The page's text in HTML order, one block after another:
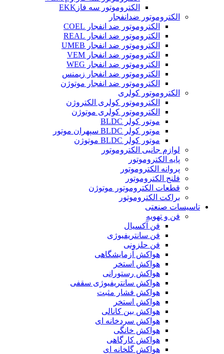
الکتروموتور سه فازEKK
الکتروموتور ضدانفجار
الکتروموتور ضد انفجار COEL
الکتروموتور ضد انفجار REAL
الکتروموتور ضد انفجار UMEB
الکتروموتور ضد انفجار VEM
الکتروموتور ضد انفجار WEG
الکتروموتور ضد انفجار زیمنس
الکتروموتور ضد انفجار موتوژن
الکتروموتور کولری
الکتروموتور کولری الکتروژن
الکتروموتور کولری موتوژن
موتور کولر BLDC
موتور کولر BLDC سپهران موتور
موتور کولر BLDC موتوژن
لوازم جانبی الکتروموتور
پایه الکتروموتور
پروانه الکتروموتور
فلنج الکتروموتور
قطعات الکتروموتور موتوژن
براکت الکتروموتور
تاسیسات صنعتی
فن و تهویه
فن آکسیال
فن سانتریفیوژی
فن حلزونی
هواکش آزمایشگاهی
هواکش استخر
هواکش رستورانی
هواکش سانتریفیوژی سقفی
هواکش فشار مثبت
هواکش استخر
هواکش بین کانالی
هواکش سردخانه ای
هواکش خانگی
هواکش کارگاهی
هواکش گلخانه ای